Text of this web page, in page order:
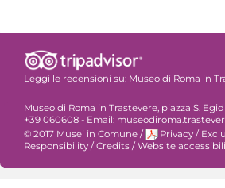
Leggi le recensioni su: Museo di Roma in
Museo di Roma in Trastevere, piazza S.
+39 060608 - Email:
© 2017 Musei in Comune / Privacy /
Responsibility / Credits / Website